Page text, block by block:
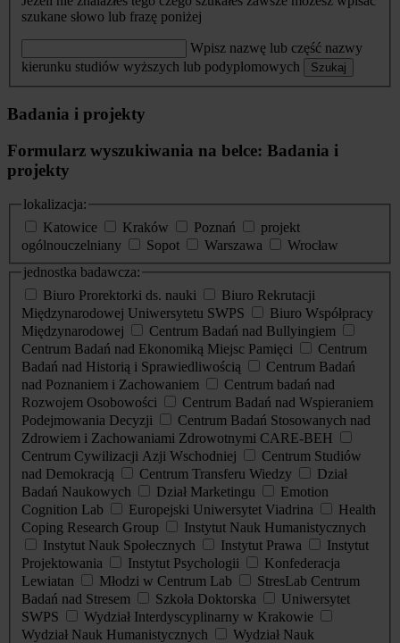
szukane słowo lub frazę poniżej
Wpisz nazwę lub część nazwy
kierunku studiów wyższych lub podyplomowych
Szukaj
Badania i projekty
Formularz wyszukiwania na belce: Badania i
projekty
lokalizacja:
Katowice
Kraków Poznań
projekt
ogólnouczelniany
Sopot Warszawa
Wrocław
jednostka badawcza:
Biuro Prorektorki ds. nauki
Biuro Rekrutacji
Międzynarodowej Uniwersytetu SWPS
Biuro Współpracy
Międzynarodowej
Centrum Badań nad Bullyingiem
Centrum Badań nad Ekonomiką Miejsc Pamięci
Centrum
Badań nad Historią i Sprawiedliwością
Centrum Badań
nad Poznaniem i Zachowaniem
Centrum badań nad
Rozwojem Osobowości
Centrum Badań nad Wspieraniem
Podejmowania Decyzji
Centrum Badań Stosowanych nad
Zdrowiem i Zachowaniami Zdrowotnymi CARE-BEH
Centrum Cywilizacji Azji Wschodniej
Centrum Studiów
nad Demokracją
Centrum Transferu Wiedzy
Dział
Badań Naukowych
Dział Marketingu
Emotion
Cognition Lab
Europejski Uniwersytet Viadrina
Health
Coping Research Group
Instytut Nauk Humanistycznych
Instytut Nauk Społecznych
Instytut Prawa
Instytut
Projektowania
Instytut Psychologii
Konfederacja
Lewiatan
Młodzi w Centrum Lab
StresLab Centrum
Badań nad Stresem
Szkoła Doktorska
Uniwersytet
SWPS
Wydział Interdyscyplinarny w Krakowie
Wydział Nauk Humanistycznych
Wydział Nauk